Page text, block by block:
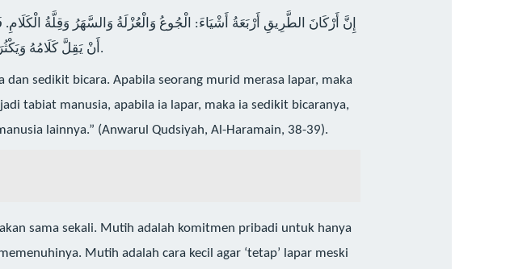
إِنَّ أَرْكَانَ الطَّرِيقِ أَرْبَعَةُ أَشْيَاءَ: الْجُوعُ وَالْعُزْلَةُ وَالسَّهَرُ وَقِلَّةُ الْكَلَامِ.
أَنْ يَقِلَّ كَلَامُهُ وَيَكْثُرَ سَهَرُهُ وَيُحِبَّ الْعُزْلَةَ عَنِ النَّاسِ.
dan sedikit bicara. Apabila seorang murid merasa lapar, maka
tabiat manusia, apabila ia lapar, maka ia sedikit bicaranya,
lainnya.” (Anwarul Qudsiyah, Al-Haramain, 38-39).
sama sekali. Mutih adalah komitmen pribadi untuk hanya
Mutih adalah cara kecil agar ‘tetap’ lapar meski